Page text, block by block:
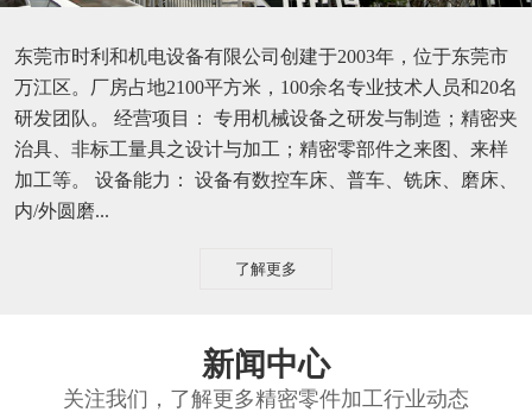
东莞市时利和机电设备有限公司创建于2003年，位于东莞市
万江区。厂房占地2100平方米，100余名专业技术人员和20名
研发团队。 经营项目： 专用机械设备之研发与制造；精密夹
治具、非标工量具之设计与加工；精密零部件之来图、来样
加工等。 设备能力： 设备有数控车床、普车、铣床、磨床、
内/外圆磨...
了解更多
新闻中心
关注我们，了解更多精密零件加工行业动态